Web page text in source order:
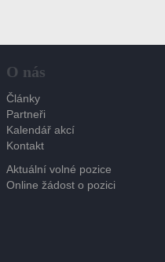
O nás
Články
Partneři
Kalendář akcí
Kontakt
Aktuální volné pozice
Online žádost o pozici